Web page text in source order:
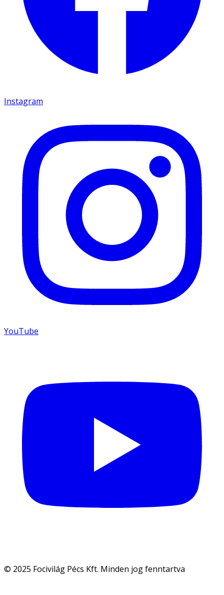
Instagram
YouTube
© 2025 Focivilág Pécs Kft. Minden jog fenntartva